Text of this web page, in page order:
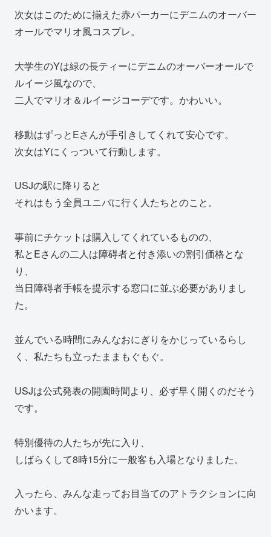
次女はこのために揃えた赤パーカーにデニムのオーバー
オールでマリオ風コスプレ。
大学生のYは緑の長ティーにデニムのオーバーオールで
ルイージ風なので、
二人でマリオ＆ルイージコーデです。かわいい。
移動はずっとEさんが手引きしてくれて安心です。
次女はYにくっついて行動します。
USJの駅に降りると
それはもう全員ユニバに行く人たちとのこと。
事前にチケットは購入してくれているものの、
私とEさんの二人は障碍者と付き添いの割引価格とな
り、
当日障碍者手帳を提示する窓口に並ぶ必要がありまし
た。
並んでいる時間にみんなおにぎりをかじっているらし
く、私たちも立ったままもぐもぐ。
USJは公式発表の開園時間より、必ず早く開くのだそう
です。
特別優待の人たちが先に入り、
しばらくして8時15分に一般客も入場となりました。
入ったら、みんな走ってお目当てのアトラクションに向
かいます。